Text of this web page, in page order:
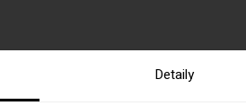
Detaily